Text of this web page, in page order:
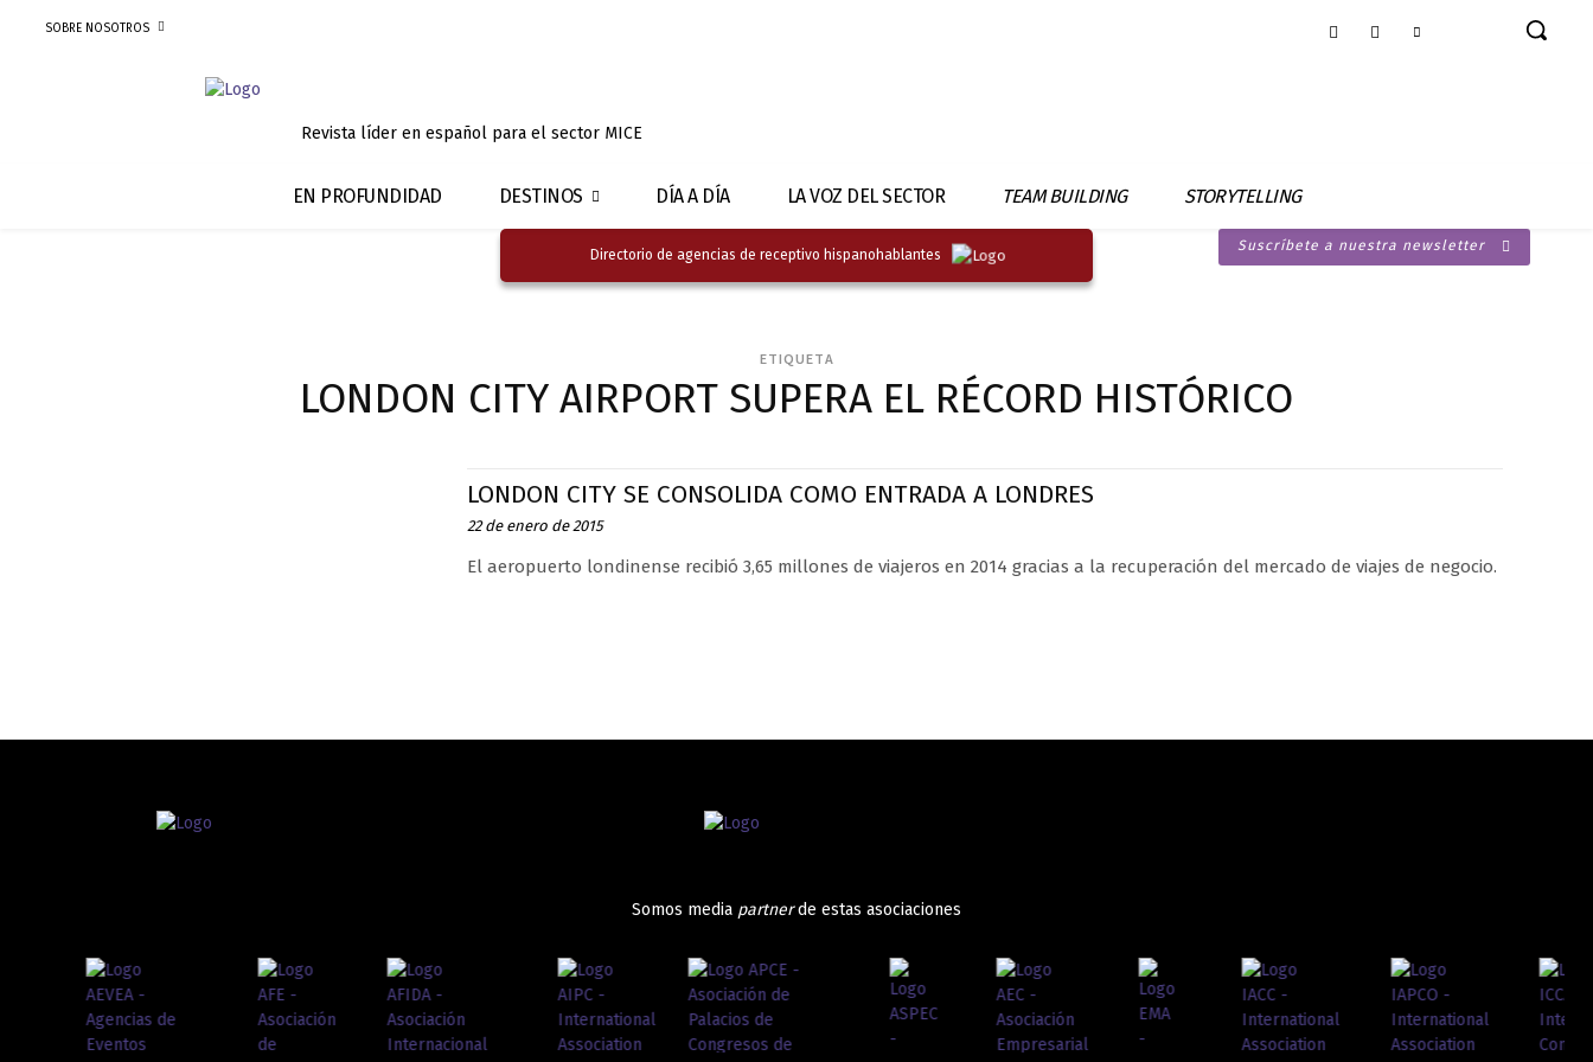
SOBRE NOSOTROS
Revista líder en español para el sector MICE
EN PROFUNDIDAD DESTINOS DÍA A DÍA LA VOZ DEL SECTOR TEAM BUILDING STORYTELLING
Directorio de agencias de receptivo hispanohablantes
Suscríbete a nuestra newsletter
ETIQUETA
LONDON CITY AIRPORT SUPERA EL RÉCORD HISTÓRICO
LONDON CITY SE CONSOLIDA COMO ENTRADA A LONDRES
22 de enero de 2015
El aeropuerto londinense recibió 3,65 millones de viajeros en 2014 gracias a la recuperación del mercado de viajes de negocio.
Somos media partnerde estas asociaciones